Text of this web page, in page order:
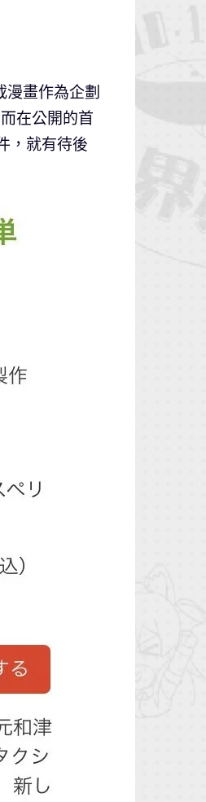
畫作為企劃
在公開的首
，就有待後